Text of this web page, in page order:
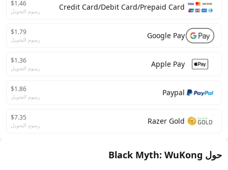
Credit Card/Debit Card/Prepaid Card
$1.46
رسوم التحويل
Google Pay
$1.79
رسوم التحويل
Apple Pay
$1.36
رسوم التحويل
Paypal
$1.86
رسوم التحويل
Razer Gold
$7.35
رسوم التحويل
حول Black Myth: WuKong